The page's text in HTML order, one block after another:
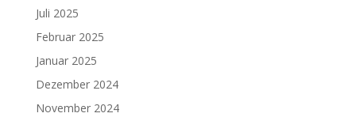
Juli 2025
Februar 2025
Januar 2025
Dezember 2024
November 2024